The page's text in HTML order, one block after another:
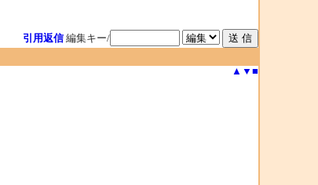
引用返信 編集キー/
▲ ▼ ■